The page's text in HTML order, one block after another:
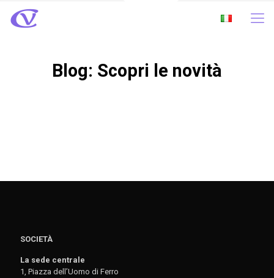
Blog: Scopri le novità
SOCIETÀ
La sede centrale
1, Piazza dell’Uomo di Ferro